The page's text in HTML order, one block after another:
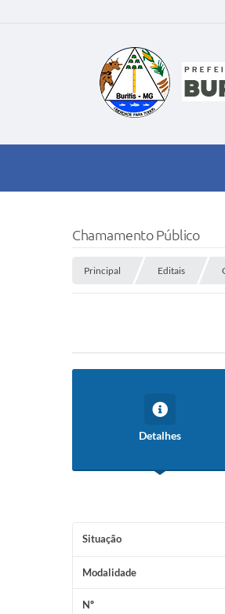
Chamamento Público
Principal Editais
Detalhes
Situação
Modalidade
Nº